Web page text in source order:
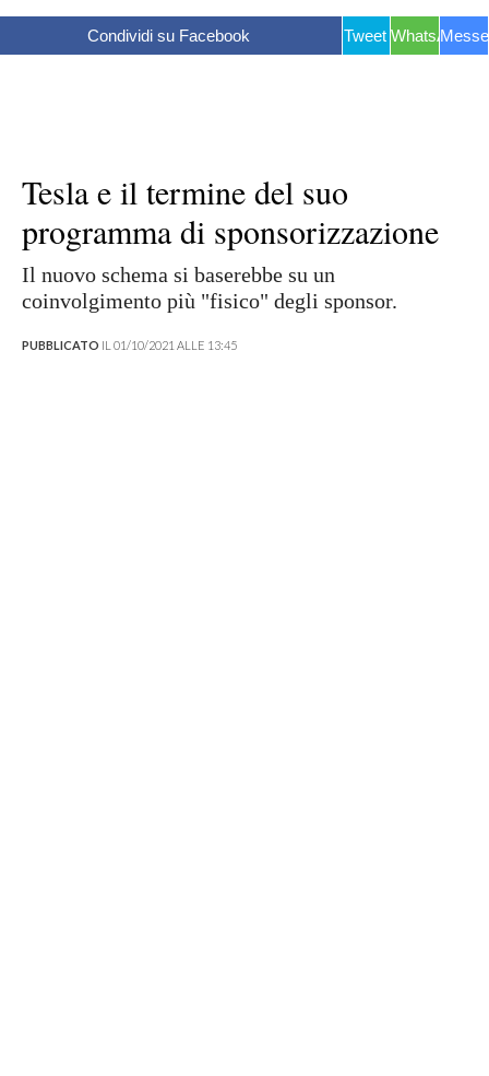
Condividi su Facebook Tweet WhatsApp
Tesla e il termine del suo
programma di sponsorizzazione
Il nuovo schema si baserebbe su un
coinvolgimento più "fisico" degli sponsor.
PUBBLICATO IL 01/10/2021 ALLE 13:45